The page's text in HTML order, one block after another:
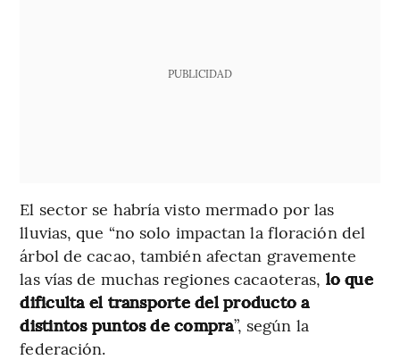
PUBLICIDAD
El sector se habría visto mermado por las
lluvias, que “no solo impactan la floración del
árbol de cacao, también afectan gravemente
las vías de muchas regiones cacaoteras, lo que
dificulta el transporte del producto a
distintos puntos de compra”, según la
federación.